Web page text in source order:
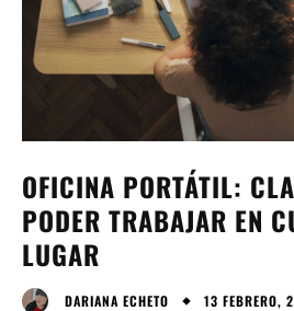
OFICINA PORTÁTIL:
PODER TRABAJAR EN
LUGAR
DARIANA ECHETO 13 FEBRERO,